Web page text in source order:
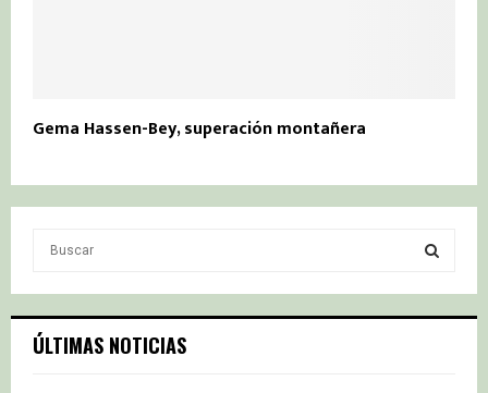
Gema Hassen-Bey, superación montañera
c
h
S
ÚLTIMAS NOTICIAS